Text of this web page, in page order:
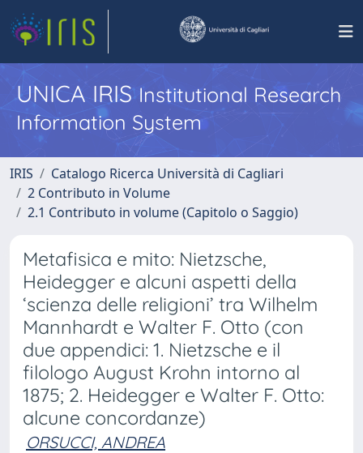
UNICA IRISInstitutional Research
Information System
IRIS
Catalogo Ricerca Università di Cagliari
2 Contributo in Volume
2.1 Contributo in volume (Capitolo o Saggio)
Metafisica e mito: Nietzsche,
Heidegger e alcuni aspetti della
‘scienza delle religioni’ tra Wilhelm
Mannhardt e Walter F. Otto (con
due appendici: 1. Nietzsche e il
filologo August Krohn intorno al
1875; 2. Heidegger e Walter F. Otto:
alcune concordanze)
ORSUCCI, ANDREA